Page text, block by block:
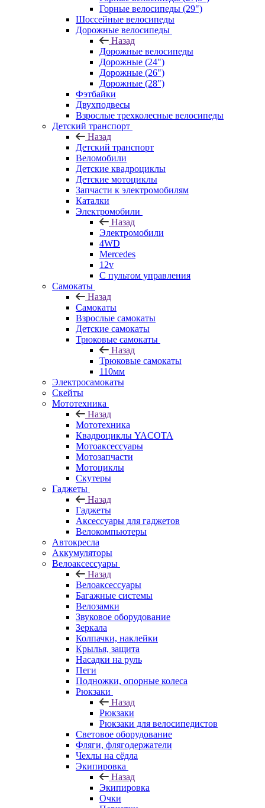
Горные велосипеды (29")
Шоссейные велосипеды
Дорожные велосипеды
Назад
Дорожные велосипеды
Дорожные (24")
Дорожные (26")
Дорожные (28")
Фэтбайки
Двухподвесы
Взрослые трехколесные велосипеды
Детский транспорт
Назад
Детский транспорт
Веломобили
Детские квадроциклы
Детские мотоциклы
Запчасти к электромобилям
Каталки
Электромобили
Назад
Электромобили
4WD
Mercedes
12v
С пультом управления
Самокаты
Назад
Самокаты
Взрослые самокаты
Детские самокаты
Трюковые самокаты
Назад
Трюковые самокаты
110мм
Электросамокаты
Скейты
Мототехника
Назад
Мототехника
Квадроциклы YACOTA
Мотоаксессуары
Мотозапчасти
Мотоциклы
Скутеры
Гаджеты
Назад
Гаджеты
Аксессуары для гаджетов
Велокомпьютеры
Автокресла
Аккумуляторы
Велоаксессуары
Назад
Велоаксессуары
Багажные системы
Велозамки
Звуковое оборудование
Зеркала
Колпачки, наклейки
Крылья, защита
Насадки на руль
Пеги
Подножки, опорные колеса
Рюкзаки
Назад
Рюкзаки
Рюкзаки для велосипедистов
Световое оборудование
Фляги, флягодержатели
Чехлы на сёдла
Экипировка
Назад
Экипировка
Очки